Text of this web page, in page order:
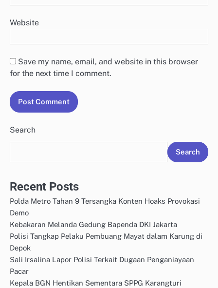
Website
Save my name, email, and website in this browser
for the next time I comment.
Search
Search
Recent Posts
Polda Metro Tahan 9 Tersangka Konten Hoaks Provokasi
Demo
Kebakaran Melanda Gedung Bapenda DKI Jakarta
Polisi Tangkap Pelaku Pembuang Mayat dalam Karung di
Depok
Sali Irsalina Lapor Polisi Terkait Dugaan Penganiayaan
Pacar
Kepala BGN Hentikan Sementara SPPG Karangturi